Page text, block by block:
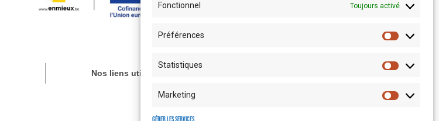
Fonctionnel Toujours activé
Préférences
Statistiques
Marketing
Nos liens utiles